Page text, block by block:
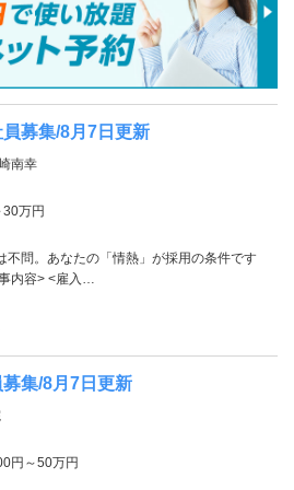
募集/8月7日更新
南幸
30万円
不問。あなたの「情熱」が採用の条件です
内容> <雇入…
集/8月7日更新
円～50万円